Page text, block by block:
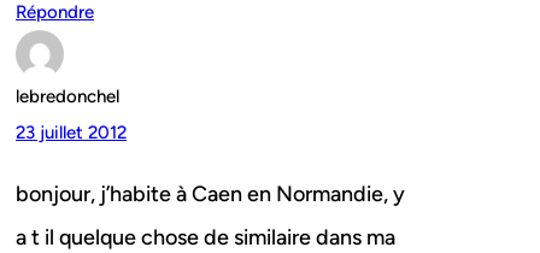
Répondre
lebredonchel
23 juillet 2012
bonjour, j’habite à Caen en Normandie, y
a t il quelque chose de similaire dans ma